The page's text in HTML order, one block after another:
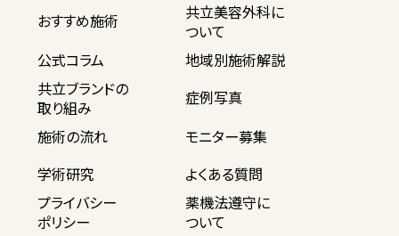
おすすめ施術
共立美容外科に
ついて
公式コラム
地域別施術解説
共立ブランドの
取り組み
症例写真
施術の流れ
モニター募集
学術研究
よくある質問
プライバシー
ポリシー
薬機法遵守に
ついて